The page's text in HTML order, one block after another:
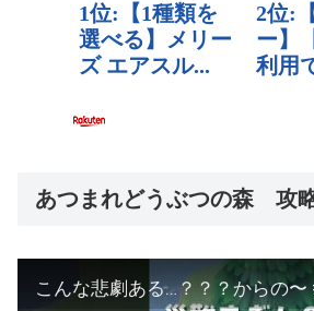
あつまれどうぶつの森 攻
こんな悲劇ある…？？？からの〜